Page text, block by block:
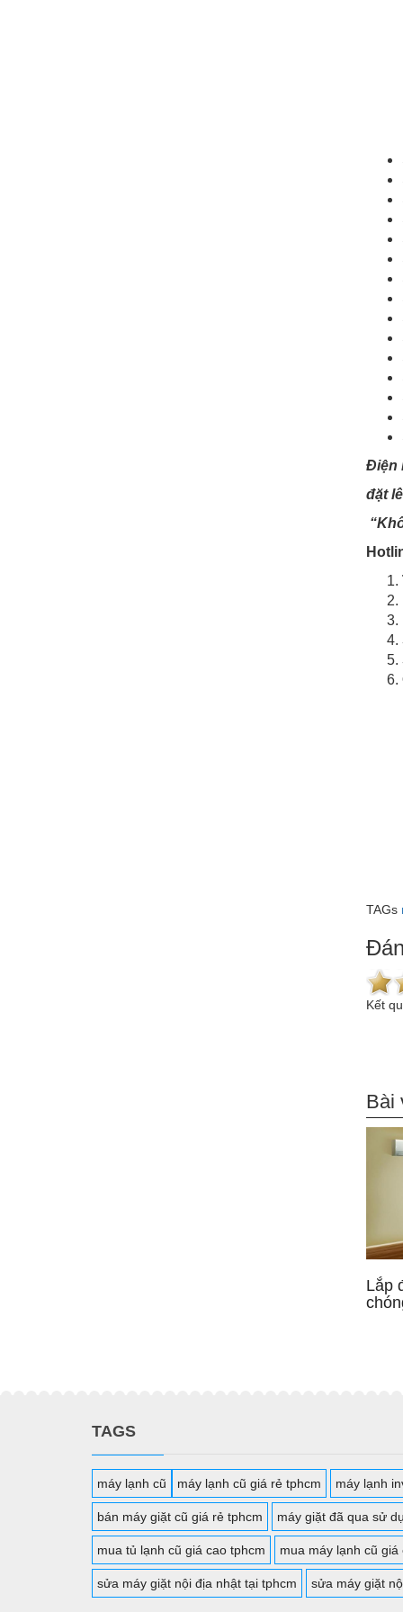
Điện
đặt
TAGs
Kết
Bài
Lắp
TAGS
máy lạnh cũ máy lạnh cũ giá rẻ tphcm máy lạnh
bán máy giặt cũ giá rẻ tphcm máy giặt đã qua sử
mua tủ lạnh cũ giá cao tphcm mua máy lạnh cũ giá
sửa máy giặt nội địa nhật tại tphcm sửa máy giặt